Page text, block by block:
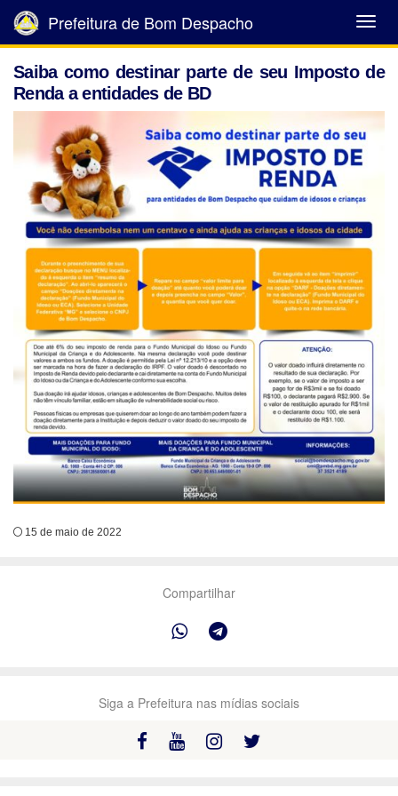
Abrir
Menu
Prefeitura de Bom Despacho
Saiba como destinar parte de seu Imposto de
Renda a entidades de BD
15 de maio de 2022
Compartilhar
Siga a Prefeitura nas mídias sociais